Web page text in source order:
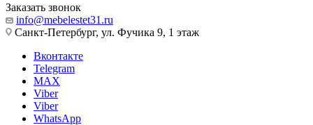
Заказать звонок
info@mebelestet31.ru
Санкт-Петербург, ул. Фучика 9, 1 этаж
Вконтакте
Telegram
MAX
Viber
Viber
WhatsApp